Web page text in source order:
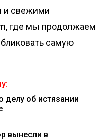
и свежими
где мы продолжаем
самую
делу об истязании
вынесли в